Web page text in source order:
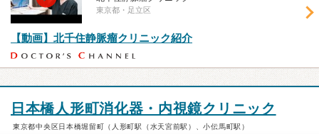
東京都・足立区
【動画】北千住静脈瘤クリニック紹介
日本橋人形町消化器・内視鏡クリニック
東京都中央区日本橋堀留町（人形町駅（水天宮前駅）、小伝馬町駅）